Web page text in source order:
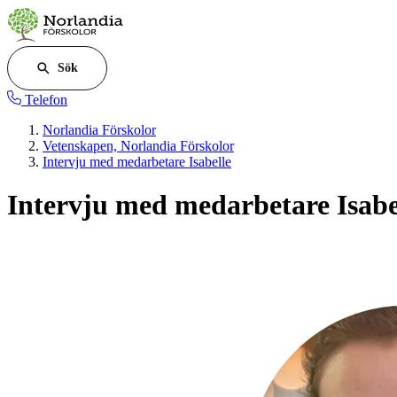
Sök
Telefon
Norlandia Förskolor
Vetenskapen, Norlandia Förskolor
Intervju med medarbetare Isabelle
Intervju med medarbetare